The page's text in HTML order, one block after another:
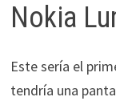
Nokia
Este sería el
tendría una